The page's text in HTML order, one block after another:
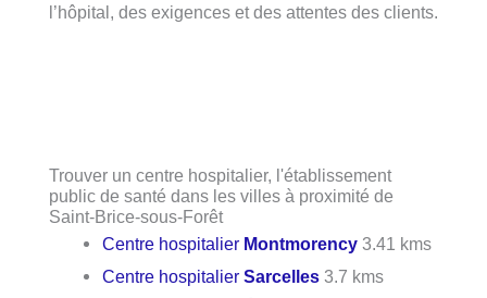
l’hôpital, des exigences et des attentes des clients.
Trouver un centre hospitalier, l'établissement
public de santé dans les villes à proximité de
Saint-Brice-sous-Forêt
Centre hospitalier Montmorency 3.41 kms
Centre hospitalierSarcelles 3.7 kms